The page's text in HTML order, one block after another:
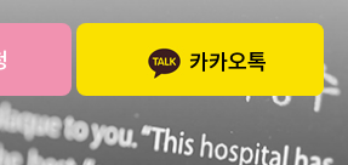
카카오톡